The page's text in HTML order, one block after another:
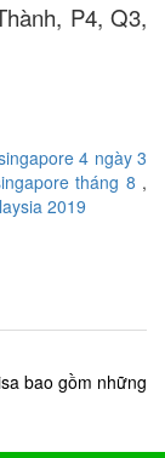
P4, Q3,
4 ngày 3
tháng 8 ,
2019
bao gồm những